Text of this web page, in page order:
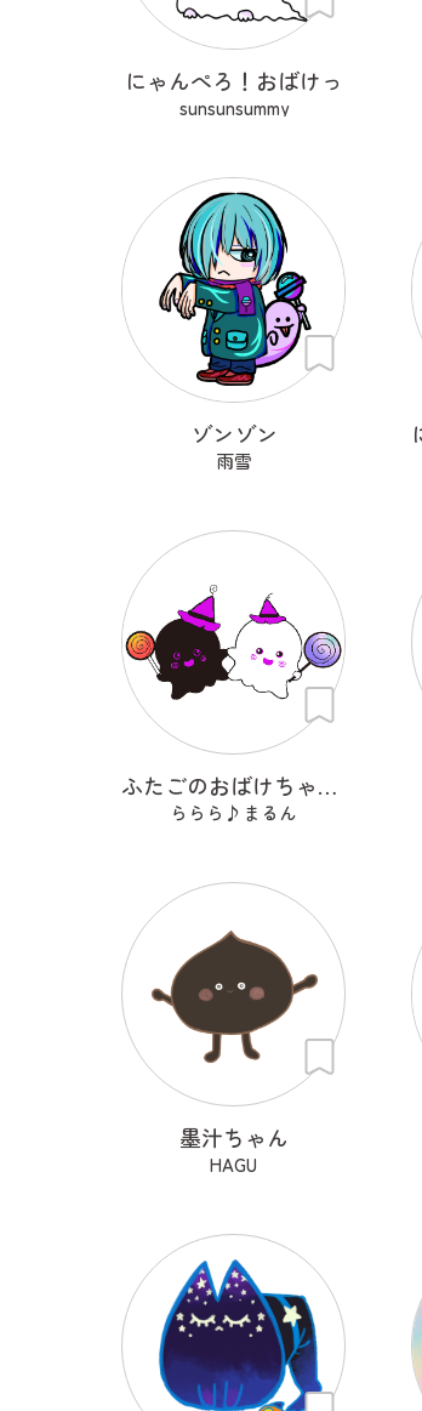
にゃんぺろ！おばけっ
sunsunsummy
ゾンゾン
雨雪
ふたごのおばけちゃん！くろんとしろん
ららら♪まるん
墨汁ちゃん
HAGU